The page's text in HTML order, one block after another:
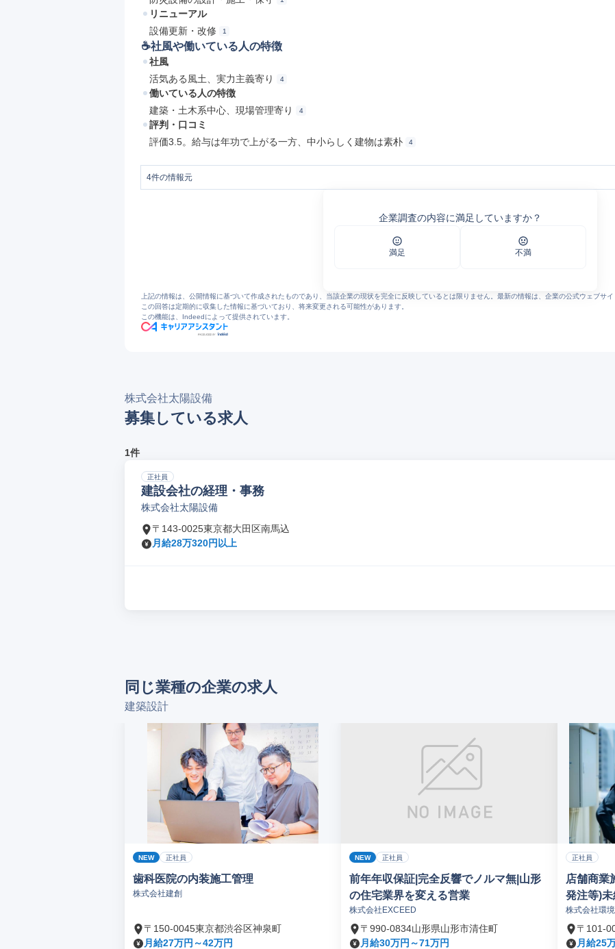
リニューアル
設備更新・改修
1
☕️社風や働いている人の特徴
社風
活気ある風土、実力主義寄り
4
働いている人の特徴
建築・土木系中心、現場管理寄り
4
評判・口コミ
評価3.5。給与は年功で上がる一方、中小らしく建物は素朴
4
4件の情報元
採用情報・応募フォーム（設計営業アシスタント）｜株式会社太陽設備｜給排水や電気、空調設備などの設計・施工
企業調査の内容に満足していますか？
満足 不満
上記の情報は、公開情報に基づいて作成されたものであり、当該企業の現状を完全に反映しているとは限りません。最新の情報は、企業の公式ウェブサ
この回答は定期的に収集した情報に基づいており、将来変更される可能性があります。
この機能は、Indeedによって提供されています。
株式会社太陽設備
募集している求人
1件
正社員
建設会社の経理・事務
株式会社太陽設備
〒143-0025東京都大田区南馬込
月給28万320円以上
同じ業種の企業の求人
建築設計
NEW 正社員
歯科医院の内装施工管理
株式会社建創
〒150-0045東京都渋谷区神泉町
月給27万円～42万円
NEW 正社員
前年年収保証|完全反響でノルマ無|山形
の住宅業界を変える営業
株式会社EXCEED
〒990-0834山形県山形市清住町
月給30万円～71万円
正社員
店舗商業
発注等)
株式会社環
〒101-
月給25